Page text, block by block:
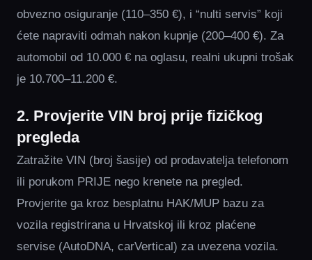
obvezno osiguranje (110–350 €), i “nulti servis” koji
ćete napraviti odmah nakon kupnje (200–400 €). Za
automobil od 10.000 € na oglasu, realni ukupni trošak
je 10.700–11.200 €.
2. Provjerite VIN broj prije fizičkog
pregleda
Zatražite VIN (broj šasije) od prodavatelja telefonom
ili porukom PRIJE nego krenete na pregled.
Provjerite ga kroz besplatnu HAK/MUP bazu za
vozila registrirana u Hrvatskoj ili kroz plaćene
servise (AutoDNA, carVertical) za uvezena vozila.